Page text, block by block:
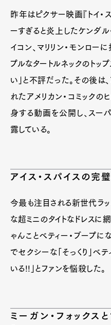
昨年はピクサー映画『トイ・
ーすぎると炎上したケンダル
イコン、マリリン・モンロー
プルなタートルネックのトッ
い」と不評だった。その後は
れたアメリカン・コミックの
身する動画を公開し、スー
露している。
アイス・スパイスの完
今最も注目される新世代ラッ
な超ミニのタイトなドレスに
ゃんことベティー・ブープに
でセクシーな「そっくり」ベ
いる!!」とファンを悩殺した。
ミーガン・フォックス